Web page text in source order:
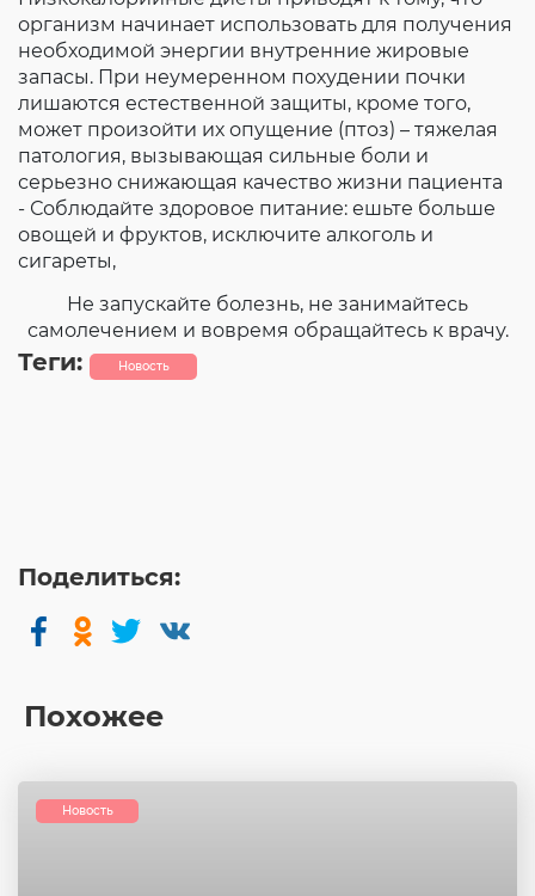
организм начинает использовать для получения
необходимой энергии внутренние жировые
запасы. При неумеренном похудении почки
лишаются естественной защиты, кроме того,
может произойти их опущение (птоз) – тяжелая
патология, вызывающая сильные боли и
серьезно снижающая качество жизни пациента
- Соблюдайте здоровое питание: ешьте больше
овощей и фруктов, исключите алкоголь и
сигареты,
Не запускайте болезнь, не занимайтесь
самолечением и вовремя обращайтесь к врачу.
Теги: Новость
Поделиться:
Похожее
Новость